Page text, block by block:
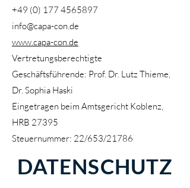
+49 (0) 177 4565897
info@capa-con.de
www.capa-con.de
Vertretungsberechtigte
Geschäftsführende: Prof. Dr. Lutz Thieme,
Dr. Sophia Haski
Eingetragen beim Amtsgericht Koblenz,
HRB 27395
Steuernummer: 22/653/21786
DATENSCHUTZ